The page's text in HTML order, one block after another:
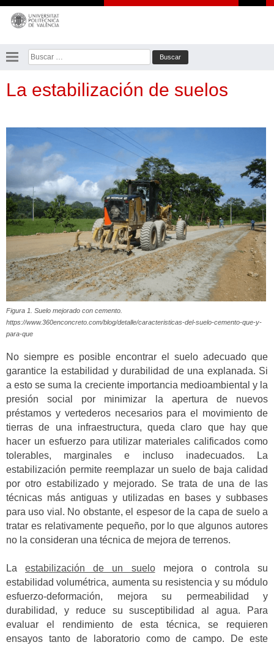
Saltar
contenido
Buscar:
La estabilización de suelos
Figura 1. Suelo mejorado con cemento.
https://www.360enconcreto.com/blog/detalle/caracteristicas-del-suelo-cemento-que-y-
para-que
No siempre es posible encontrar el suelo adecuado que
garantice la estabilidad y durabilidad de una explanada. Si
a esto se suma la creciente importancia medioambiental y la
presión social por minimizar la apertura de nuevos
préstamos y vertederos necesarios para el movimiento de
tierras de una infraestructura, queda claro que hay que
hacer un esfuerzo para utilizar materiales calificados como
tolerables, marginales e incluso inadecuados. La
estabilización permite reemplazar un suelo de baja calidad
por otro estabilizado y mejorado. Se trata de una de las
técnicas más antiguas y utilizadas en bases y subbases
para uso vial. No obstante, el espesor de la capa de suelo a
tratar es relativamente pequeño, por lo que algunos autores
no la consideran una técnica de mejora de terrenos.
Laestabilización de un suelomejora o controla su
estabilidad volumétrica, aumenta su resistencia y su módulo
esfuerzo-deformación, mejora su permeabilidad y
durabilidad, y reduce su susceptibilidad al agua. Para
evaluar el rendimiento de esta técnica, se requieren
ensayos tanto de laboratorio como de campo. De este